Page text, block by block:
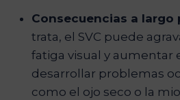
Consecuencias a largo
trata, el SVC puede
fatiga visual y aumentar
desarrollar problemas
como el ojo seco o la